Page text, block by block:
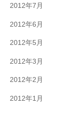
2012年7月
2012年6月
2012年5月
2012年3月
2012年2月
2012年1月